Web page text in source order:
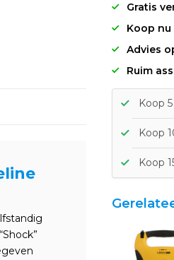
Gratis
Koop
Advies
Ruim
Koop
Koop
Koop